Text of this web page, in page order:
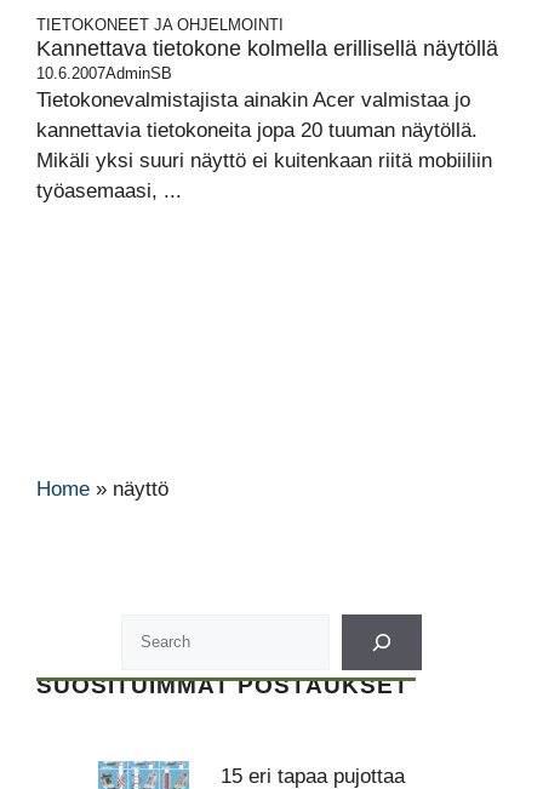
TIETOKONEET JA OHJELMOINTI
Kannettava tietokone kolmella erillisellä näytöllä
10.6.2007AdminSB
Tietokonevalmistajista ainakin Acer valmistaa jo
kannettavia tietokoneita jopa 20 tuuman näytöllä.
Mikäli yksi suuri näyttö ei kuitenkaan riitä mobiiliin
työasemaasi, ...
Home » näyttö
SUOSITUIMMAT POSTAUKSET
15 eri tapaa pujottaa